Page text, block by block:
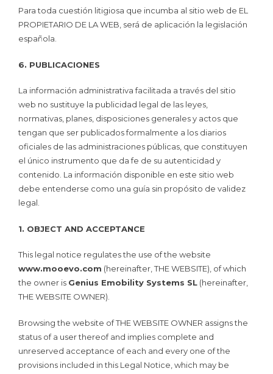
Para toda cuestión litigiosa que incumba al sitio web de EL
PROPIETARIO DE LA WEB, será de aplicación la legislación
española.
6. PUBLICACIONES
La información administrativa facilitada a través del sitio
web no sustituye la publicidad legal de las leyes,
normativas, planes, disposiciones generales y actos que
tengan que ser publicados formalmente a los diarios
oficiales de las administraciones públicas, que constituyen
el único instrumento que da fe de su autenticidad y
contenido. La información disponible en este sitio web
debe entenderse como una guía sin propósito de validez
legal.
1. OBJECT AND ACCEPTANCE
This legal notice regulates the use of the website
www.mooevo.com (hereinafter, THE WEBSITE), of which
the owner is Genius Emobility Systems SL (hereinafter,
THE WEBSITE OWNER).
Browsing the website of THE WEBSITE OWNER assigns the
status of a user thereof and implies complete and
unreserved acceptance of each and every one of the
provisions included in this Legal Notice, which may be